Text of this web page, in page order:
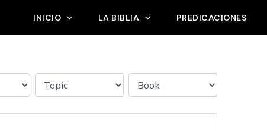
INICIO LA BIBLIA PREDICACIONES